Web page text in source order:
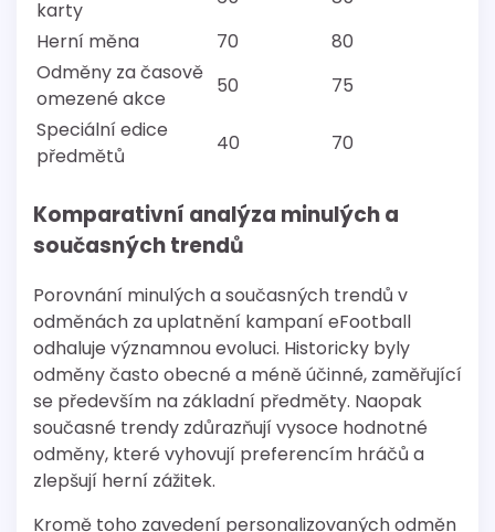
karty
Herní měna
70
80
Odměny za časově
omezené akce
50
75
Speciální edice
předmětů
40 70
Komparativní analýza minulých a
současných trendů
Porovnání minulých a současných trendů v
odměnách za uplatnění kampaní eFootball
odhaluje významnou evoluci. Historicky byly
odměny často obecné a méně účinné, zaměřující
se především na základní předměty. Naopak
současné trendy zdůrazňují vysoce hodnotné
odměny, které vyhovují preferencím hráčů a
zlepšují herní zážitek.
Kromě toho zavedení personalizovaných odměn